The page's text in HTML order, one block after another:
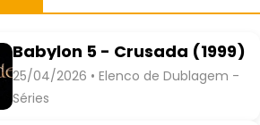
Babylon 5 - Crusada (1999)
25/04/2026 • Elenco de Dublagem -
Séries